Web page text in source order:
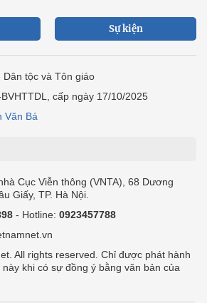
Sự kiện
tộc và Tôn giáo
cấp ngày 17/10/2025
Văn Bá
Cục Viễn thông (VNTA), 68 Dương
Giấy, TP. Hà Nội.
- Hotline: 0923457788
All rights reserved. Chỉ được phát hành
khi có sự đồng ý bằng văn bản của